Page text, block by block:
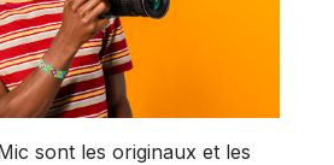
sont les originaux et les